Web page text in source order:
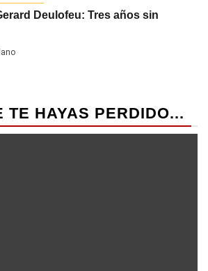
Deulofeu: Tres años sin
TE HAYAS PERDIDO...